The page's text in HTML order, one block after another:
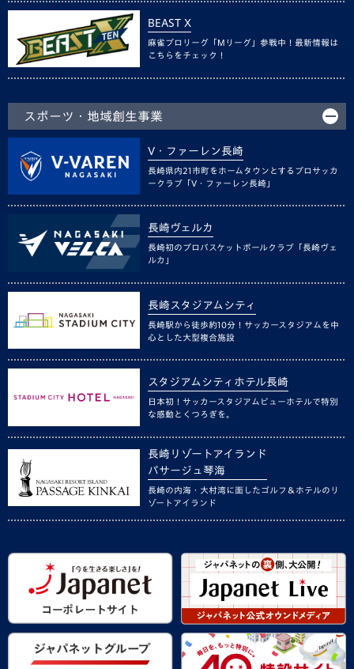
BEAST X
麻雀プロリーグ「Mリーグ」参戦中！最新情報は
こちらをチェック！
スポーツ・地域創生事業
V・ファーレン長崎
長崎県内21市町をホームタウンとするプロサッカ
ークラブ「V・ファーレン長崎」
長崎ヴェルカ
長崎初のプロバスケットボールクラブ「長崎ヴェ
ルカ」
長崎スタジアムシティ
長崎駅から徒歩約10分！サッカースタジアムを中
心とした大型複合施設
スタジアムシティホテル長崎
日本初！サッカースタジアムビューホテルで特別
な感動とくつろぎを。
長崎リゾートアイランド
パサージュ琴海
長崎の内海・大村湾に面したゴルフ＆ホテルのリ
ゾートアイランド